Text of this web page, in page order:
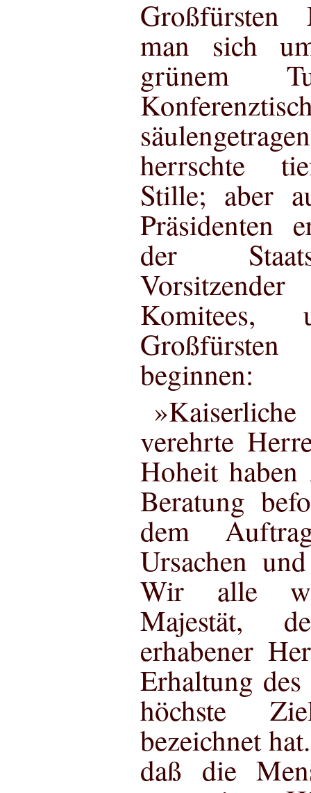
Großfürsten
man sich
grünem
herrschte
Stille; aber
Präsidenten
der
beginnen:
verehrte
Hoheit
Beratung
dem
Ursachen
Wir alle
Majestät,
erhabener
Erhaltung
höchste
bezeichnet
daß die